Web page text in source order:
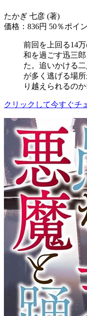
たかぎ 七彦 (著)
価格：836円 50％ポイ
前回を上回る14
和を過ごす迅三
た。追いかける
が多く逃げる場
り越えられるのか
クリックして今すぐチ